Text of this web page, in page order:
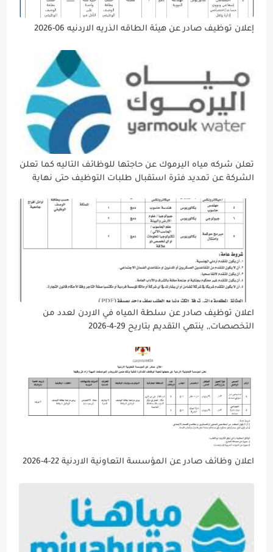
إعلان توظيف صادر عن هيئة الطاقه الذريه الاردنيه 06-2026
تعلن شركه مياه اليرموك عن حاجتها للوظائف التاليه كما تعلن
الشركة عن تمديد فترة استقبال طلبات التوظيف حتى نهاية
إتاحة الفرصة الكافية أمام الجميع لاستكمال إجراءات التقديم.
اعلان توظيف صادر عن سلطة المياه في الاردن لعدد من
التخصصات,, ينتهي التقديم بتاريح 29-4-2026
اعلان وظائف صادر عن المؤسسة التعاونية الاردنية 22-4-2026